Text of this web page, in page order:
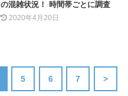
の混雑状況！ 時間帯ごとに調査
2020年4月20日
5 6 7 >